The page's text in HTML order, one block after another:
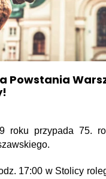
Powstania
roku przypada 75.
17:00 w Stolicy